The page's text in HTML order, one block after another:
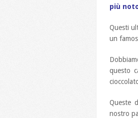
più
Questi
un
questo
Queste
nostro